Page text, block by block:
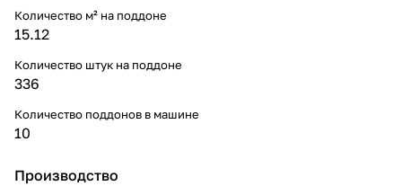
Количество м² на поддоне
15.12
Количество штук на поддоне
336
Количество поддонов в машине
10
Производство